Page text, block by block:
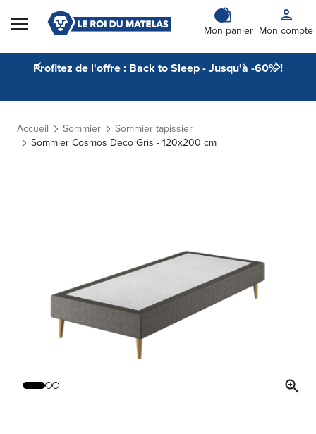
Skip to Content
Mon panier Mon compte
Profitez de l'offre : Back to Sleep - Jusqu'à -60% !
Accueil Sommier
Sommier tapissier
Sommier Cosmos Deco Gris - 120x200 cm